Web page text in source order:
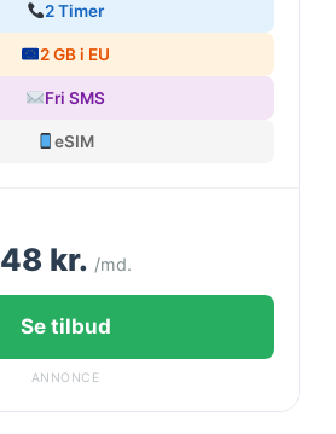
2 Timer
2 GB i EU
Fri SMS
eSIM
48 kr. /md.
Se tilbud
ANNONCE